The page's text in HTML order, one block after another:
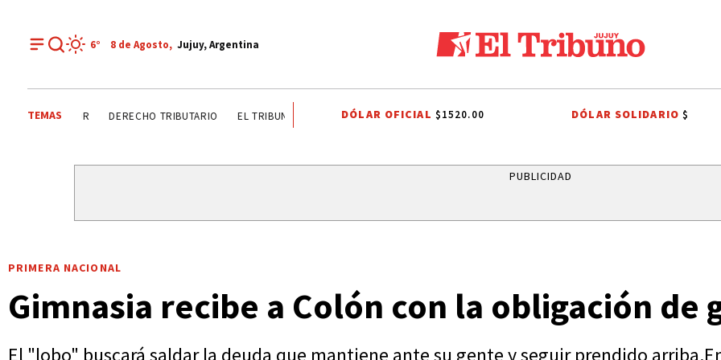
6° 8 de Agosto, Jujuy, Argentina
TEMASDÍA DEL INGENIERO AGRÓNOMO ANALIZAN SECTOR DERECHO TRIBUTARIO EL TRIBUNO POR LOS BARRIOS ONDA ESTUDIANTIL
DÓLAR OFICIAL $1520.00 DÓLAR SOLIDARIO$
PUBLICIDAD
PRIMERA NACIONAL
Gimnasia recibe a Colón con la obligación de
El "lobo" buscará saldar la deuda que mantiene ante su gente y seguir prendido